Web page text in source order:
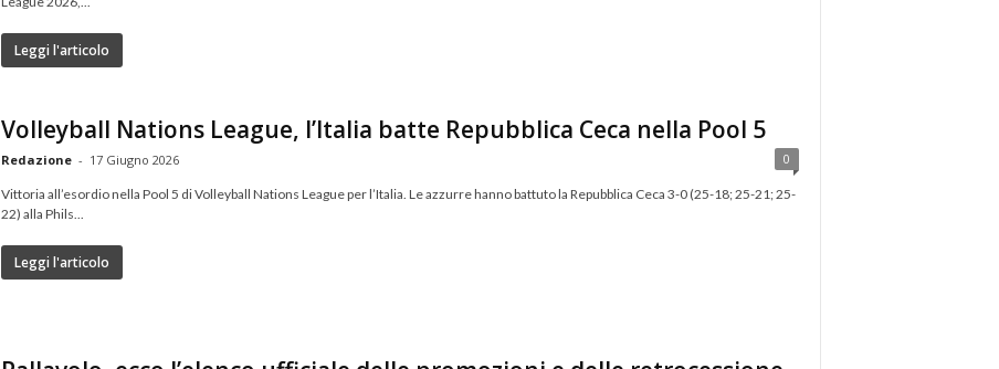
Leggi l'articolo
Volleyball Nations League, l’Italia batte Repubblica Ceca nella Pool 5
Redazione - 17 Giugno 2026 0
Vittoria all’esordio nella Pool 5 di Volleyball Nations League per l’Italia. Le azzurre hanno battuto la Repubblica Ceca 3-0 (25-18; 25-21; 25-
22) alla Phils...
Leggi l'articolo